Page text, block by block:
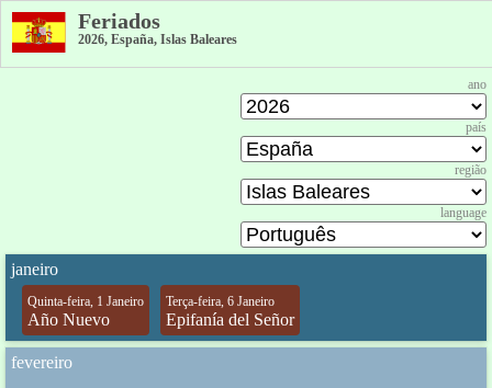
Feriados
2026, España, Islas Baleares
ano
país
região
language
janeiro
Quinta-feira, 1 Janeiro
Año Nuevo
Terça-feira, 6 Janeiro
Epifanía del Señor
fevereiro